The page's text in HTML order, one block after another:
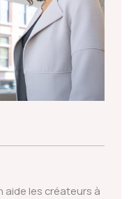
aide les créateurs à